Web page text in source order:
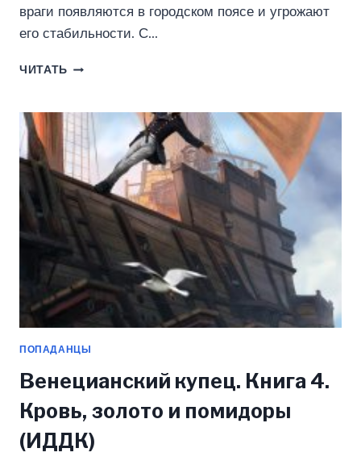
враги появляются в городском поясе и угрожают
его стабильности. С…
ЧИТАТЬ ХРАНИТЕЛЬ.
(ИДДК)
ПОПАДАНЦЫ
Венецианский купец. Книга 4.
Кровь, золото и помидоры
(ИДДК)